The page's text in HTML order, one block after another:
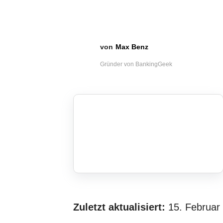
Max Benz
Gründer von BankingGeek
Zuletzt aktualisiert: 15. Februar